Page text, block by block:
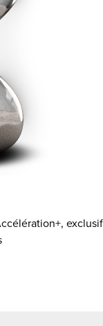
exclusif